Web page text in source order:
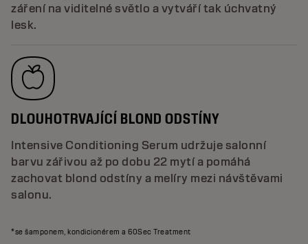
záření na viditelné světlo a vytváří tak úchvatný
lesk.
DLOUHOTRVAJÍCÍ BLOND ODSTÍNY
Intensive Conditioning Serum udržuje salonní
barvu zářivou až po dobu 22 mytí a pomáhá
zachovat blond odstíny a melíry mezi návštěvami
salonu.
*se šamponem, kondicionérem a 60Sec Treatment